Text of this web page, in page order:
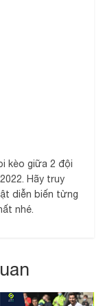
kèo giữa 2 đội
Hãy truy
diễn biến từng
nhé.